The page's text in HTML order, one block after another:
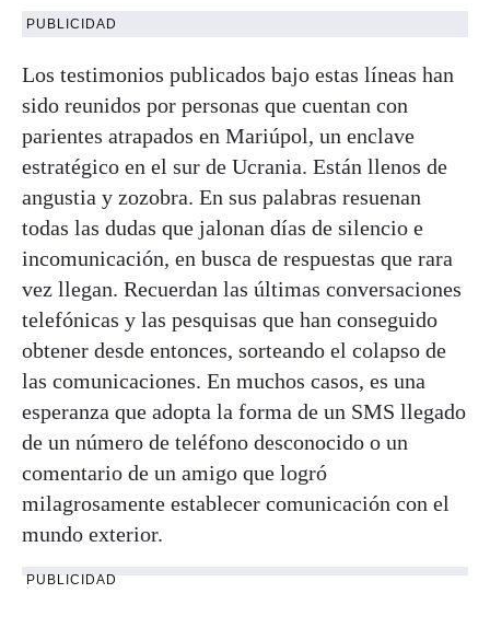
PUBLICIDAD
Los testimonios publicados bajo estas líneas han
sido reunidos por personas que cuentan con
parientes atrapados en Mariúpol, un enclave
estratégico en el sur de Ucrania. Están llenos de
angustia y zozobra. En sus palabras resuenan
todas las dudas que jalonan días de silencio e
incomunicación, en busca de respuestas que rara
vez llegan. Recuerdan las últimas conversaciones
telefónicas y las pesquisas que han conseguido
obtener desde entonces, sorteando el colapso de
las comunicaciones. En muchos casos, es una
esperanza que adopta la forma de un SMS llegado
de un número de teléfono desconocido o un
comentario de un amigo que logró
milagrosamente establecer comunicación con el
mundo exterior.
PUBLICIDAD